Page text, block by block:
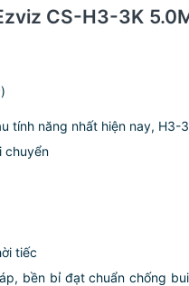
CS-H3-3K
tính năng nhất hiện nay,
chuyển
tiếc
bền bỉ đạt chuẩn chống